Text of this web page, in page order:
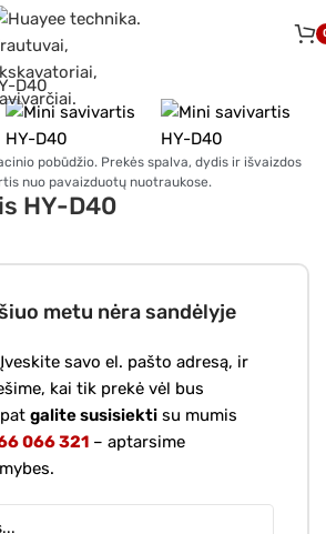
norėdami padidinti
pobūdžio. Prekės spalva, dydis ir išvaizdos
nuo pavaizduotų nuotraukose.
HY-D40
metu nėra sandėlyje
savo el. pašto adresą, ir
kai tik prekė vėl bus
galite susisiekti su mumis
066 321 – aptarsime